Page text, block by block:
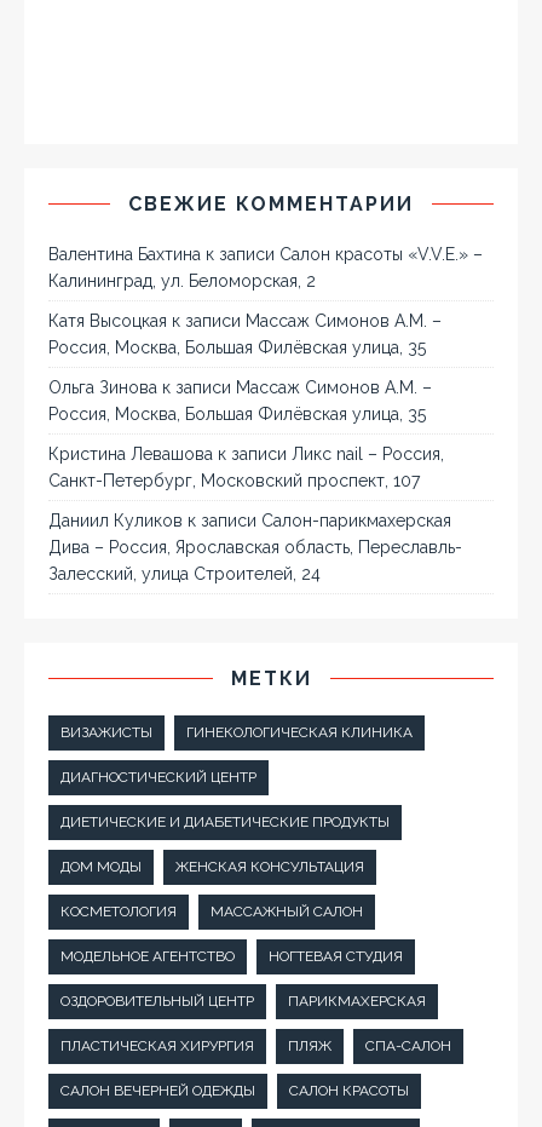
СВЕЖИЕ КОММЕНТАРИИ
Валентина Бахтина к записи Салон красоты «V.V.E.» –
Калининград, ул. Беломорская, 2
Катя Высоцкая к записи Массаж Симонов А.М. –
Россия, Москва, Большая Филёвская улица, 35
Ольга Зинова к записи Массаж Симонов А.М. –
Россия, Москва, Большая Филёвская улица, 35
Кристина Левашова к записи Ликс nail – Россия,
Санкт-Петербург, Московский проспект, 107
Даниил Куликов к записи Салон-парикмахерская
Дива – Россия, Ярославская область, Переславль-
Залесский, улица Строителей, 24
МЕТКИ
ВИЗАЖИСТЫ ГИНЕКОЛОГИЧЕСКАЯ КЛИНИКА
ДИАГНОСТИЧЕСКИЙ ЦЕНТР
ДИЕТИЧЕСКИЕ И ДИАБЕТИЧЕСКИЕ ПРОДУКТЫ
ДОМ МОДЫ ЖЕНСКАЯ КОНСУЛЬТАЦИЯ
КОСМЕТОЛОГИЯ МАССАЖНЫЙ САЛОН
МОДЕЛЬНОЕ АГЕНТСТВО НОГТЕВАЯ СТУДИЯ
ОЗДОРОВИТЕЛЬНЫЙ ЦЕНТР ПАРИКМАХЕРСКАЯ
ПЛАСТИЧЕСКАЯ ХИРУРГИЯ ПЛЯЖ СПА-САЛОН
САЛОН ВЕЧЕРНЕЙ ОДЕЖДЫ САЛОН КРАСОТЫ